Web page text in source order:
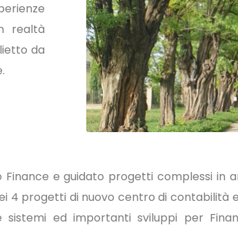
realtà
da
e guidato progetti complessi in
4 progetti di nuovo centro di contabilità
ed importanti sviluppi per